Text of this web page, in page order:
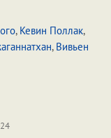
, Кевин Поллак,
, Вивьен